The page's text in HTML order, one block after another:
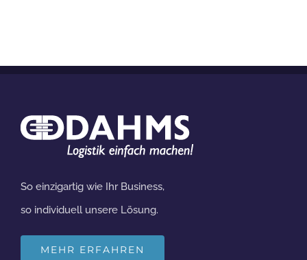
So einzigartig wie Ihr Business,
so individuell unsere Lösung.
MEHR ERFAHREN